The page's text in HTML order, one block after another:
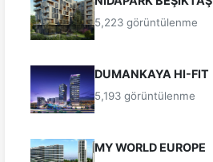
5,223 görüntülenme
DUMANKAYA HI-FIT
5,193 görüntülenme
MY WORLD EUROPE